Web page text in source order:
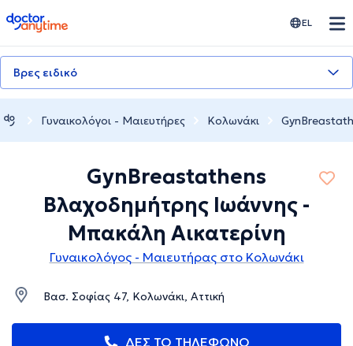
doctoranytime EL
Βρες ειδικό
Γυναικολόγοι - Μαιευτήρες Κολωνάκι
GynBreastathens
Βλαχοδημήτρης Ιωάννης -
Μπακάλη Αικατερίνη
Γυναικολόγος - Μαιευτήρας στο Κολωνάκι
Βασ. Σοφίας 47, Κολωνάκι, Αττική
ΔΕΣ ΤΟ ΤΗΛΕΦΩΝΟ